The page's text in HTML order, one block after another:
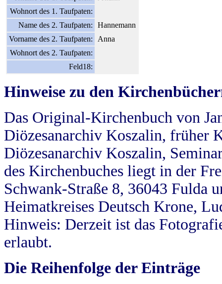
Wohnort des 1. Taufpaten:
Name des 2. Taufpaten:
Hannemann
Vorname des 2. Taufpaten:
Anna
Wohnort des 2. Taufpaten:
Feld18:
Hinweise zu den
Das Original-Kirchenbuch von
Diözesanarchiv Koszalin, früher
Diözesanarchiv Koszalin,
des Kirchenbuches liegt in der
Schwank-Straße 8, 36043 Fulda
Heimatkreises Deutsch Krone,
Hinweis: Derzeit ist das
erlaubt.
Die Reihenfolge der Einträge